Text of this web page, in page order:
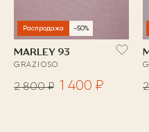
Распродажа -50%
MARLEY 93
GRAZIOSO
2 800 ₽ 1 400 ₽